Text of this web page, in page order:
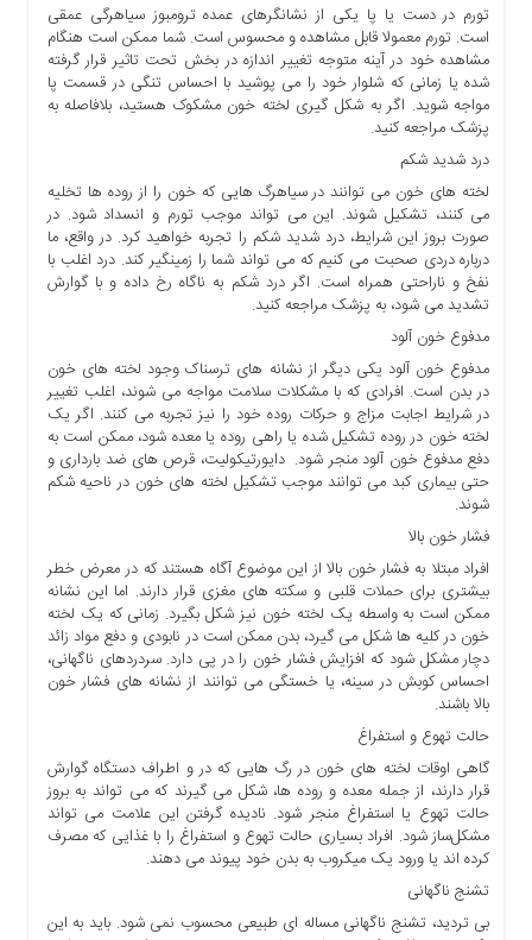
تورم در دست یا پا یکی از نشانگرهای عمده ترومبوز سیاهرگی عمقی
است. تورم معمولا قابل مشاهده و محسوس است. شما ممکن است هنگام
مشاهده خود در آینه متوجه تغییر اندازه در بخش تحت تاثیر قرار گرفته
شده یا زمانی که شلوار خود را می پوشید با احساس تنگی در قسمت پا
مواجه شوید. اگر به شکل گیری لخته خون مشکوک هستید، بلافاصله به
پزشک مراجعه کنید.
درد شدید شکم
لخته های خون می توانند در سیاهرگ هایی که خون را از روده ها تخلیه
می کنند، تشکیل شوند. این می تواند موجب تورم و انسداد شود. در
صورت بروز این شرایط، درد شدید شکم را تجربه خواهید کرد. در واقع، ما
درباره دردی صحبت می کنیم که می تواند شما را زمینگیر کند. درد اغلب با
نفخ و ناراحتی همراه است. اگر درد شکم به ناگاه رخ داده و با گوارش
تشدید می شود، به پزشک مراجعه کنید.
مدفوع خون آلود
مدفوع خون آلود یکی دیگر از نشانه های ترسناک وجود لخته های خون
در بدن است. افرادی که با مشکلات سلامت مواجه می شوند، اغلب تغییر
در شرایط اجابت مزاج و حرکات روده خود را نیز تجربه می کنند. اگر یک
لخته خون در روده تشکیل شده یا راهی روده یا معده شود، ممکن است به
دفع مدفوع خون آلود منجر شود. دایورتیکولیت، قرص های ضد بارداری و
حتی بیماری کبد می توانند موجب تشکیل لخته های خون در ناحیه شکم
شوند.
فشار خون بالا
افراد مبتلا به فشار خون بالا از این موضوع آگاه هستند که در معرض خطر
بیشتری برای حملات قلبی و سکته های مغزی قرار دارند. اما این نشانه
ممکن است به واسطه یک لخته خون نیز شکل بگیرد. زمانی که یک لخته
خون در کلیه ها شکل می گیرد، بدن ممکن است در نابودی و دفع مواد زائد
دچار مشکل شود که افزایش فشار خون را در پی دارد. سردردهای ناگهانی،
احساس کوبش در سینه، یا خستگی می توانند از نشانه های فشار خون
بالا باشند.
حالت تهوع و استفراغ
گاهی اوقات لخته های خون در رگ هایی که در و اطراف دستگاه گوارش
قرار دارند، از جمله معده و روده ها، شکل می گیرند که می تواند به بروز
حالت تهوع یا استفراغ منجر شود. نادیده گرفتن این علامت می تواند
مشکل‌ساز شود. افراد بسیاری حالت تهوع و استفراغ را با غذایی که مصرف
کرده اند یا ورود یک میکروب به بدن خود پیوند می دهند.
تشنج ناگهانی
بی تردید، تشنج ناگهانی مساله ای طبیعی محسوب نمی شود. باید به این